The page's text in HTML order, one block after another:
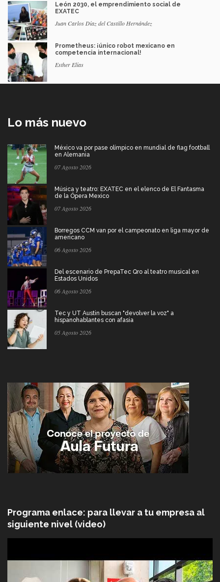
León 2030, el emprendimiento social de
EXATEC
Juan Carlos Díaz del Castillo Hernández
Prometheus: ¡único robot mexicano en
competencia internacional!
Esther Elías
Lo más nuevo
México va por pase olímpico en mundial de flag football
en Alemania
07 Agosto 2026
Música y teatro: EXATEC en el elenco de El Fantasma
de la Ópera Mexico
07 Agosto 2026
Borregos CCM van por el campeonato en liga mayor de
americano
06 Agosto 2026
Del escenario de PrepaTec Qro al teatro musical en
Estados Unidos
06 Agosto 2026
Tec y UT Austin buscan "devolver la voz" a
hispanohablantes con afasia
05 Agosto 2026
Programa enlace: para llevar a tu empresa al
siguiente nivel (video)